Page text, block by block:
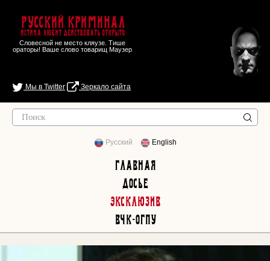
Русский Криминал
Истина любит действовать открыто
Словесной не место кляузе. Тише
ораторы! Ваше слово товарищ Маузер
Мы в Twitter Зеркало сайта
Русский English
Главная
Досье
Эксклюзив
ВЧК-ОГПУ